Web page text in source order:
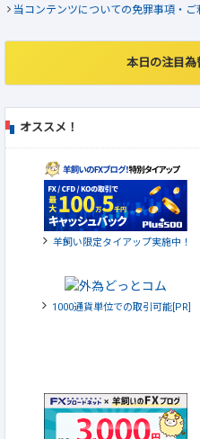
当コンテンツについての免罪事項・ご
本日の注目為
オススメ！
羊飼い限定タイアップ実施中！
1000通貨単位での取引可能[PR]